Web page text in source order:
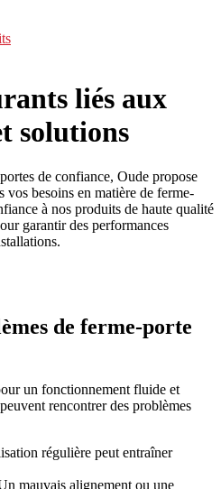
liés aux
solutions
de confiance, Oude propose
vos besoins en matière de ferme-
à nos produits de haute qualité
garantir des performances
de ferme-porte
un fonctionnement fluide et
rencontrer des problèmes
régulière peut entraîner
mauvais alignement ou une